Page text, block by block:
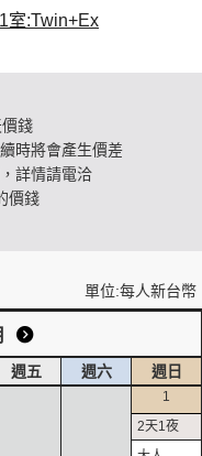
室:Twin+Ex
錢
時將會產生價差
詳情請電洽
價錢
單位:每人新台幣
週五 週六 週日
1